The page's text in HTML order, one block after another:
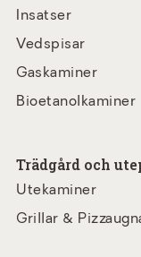
Insatser
Vedspisar
Gaskaminer
Bioetanolkaminer
Trädgård och
Utekaminer
Grillar &